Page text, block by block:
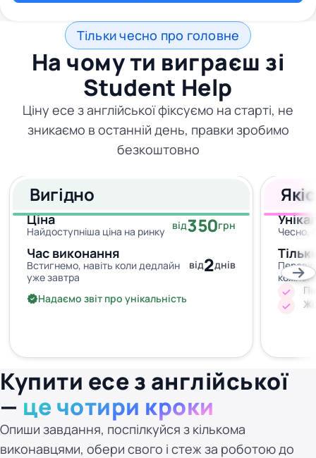
Тільки чесно про головне
На чому ти виграєш зі
Student Help
Ціну есе з англійської фіксуємо на старті, не
зникаємо в останній день, правки зробимо
безкоштовно
Вигідно
Ціна
Найдоступніша ціна на ринку від350грн
Час виконання
Встигнемо, навіть коли дедлайн
уже завтра
від2днів
Надаємо звіт про унікальність
Чесно,
Купити есе з англійської
— це чотири кроки
Опиши завдання, поспілкуйся з кількома
виконавцями, обери свого і стеж за роботою до